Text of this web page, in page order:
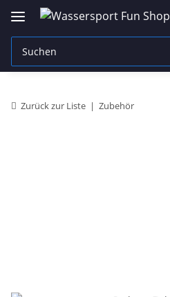
Zurück zur Liste Zubehör